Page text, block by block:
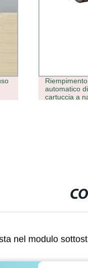
automatico
cartuccia a
nel modulo